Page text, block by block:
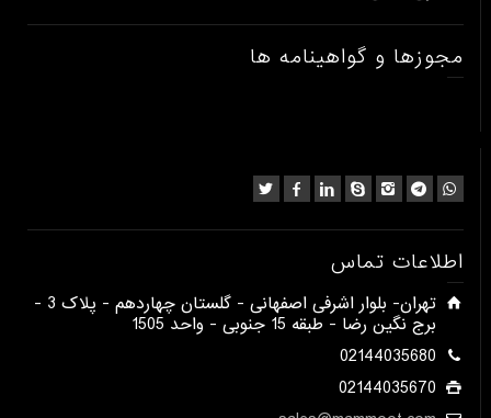
مجوزها و گواهینامه ها
اطلاعات تماس
​تهران- بلوار اشرفی اصفهانی - گلستان چهاردهم - پلاک 3 -
برج نگین رضا - طبقه 15 جنوبی - واحد 1505​
02144035680
02144035670